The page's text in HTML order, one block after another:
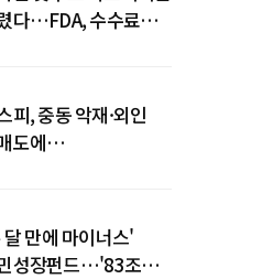
다…FDA, 수수료
피, 중동 악재·외인
도에
만에 마이너스'
성장펀드…'83조